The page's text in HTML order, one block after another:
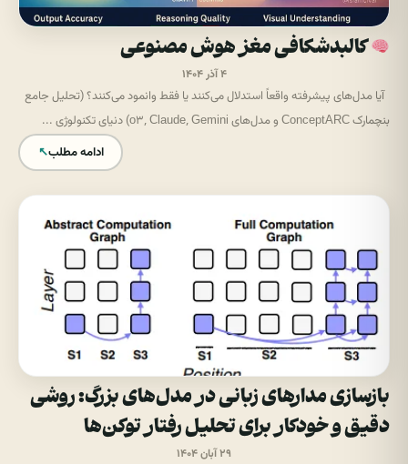
کالبدشکافی مغز هوش مصنوعی
۴ آذر ۱۴۰۴
آیا مدل‌های پیشرفته واقعاً استدلال می‌کنند یا فقط وانمود می‌کنند؟ (تحلیل جامع
بنچمارک ConceptARC و مدل‌های o3, Claude, Gemini) دنیای تکنولوژی ...
ادامه مطلب↖
بازسازی مدارهای زبانی در مدل‌های بزرگ: روشی
دقیق و خودکار برای تحلیل رفتار توکن‌ها
۲۹ آبان ۱۴۰۴